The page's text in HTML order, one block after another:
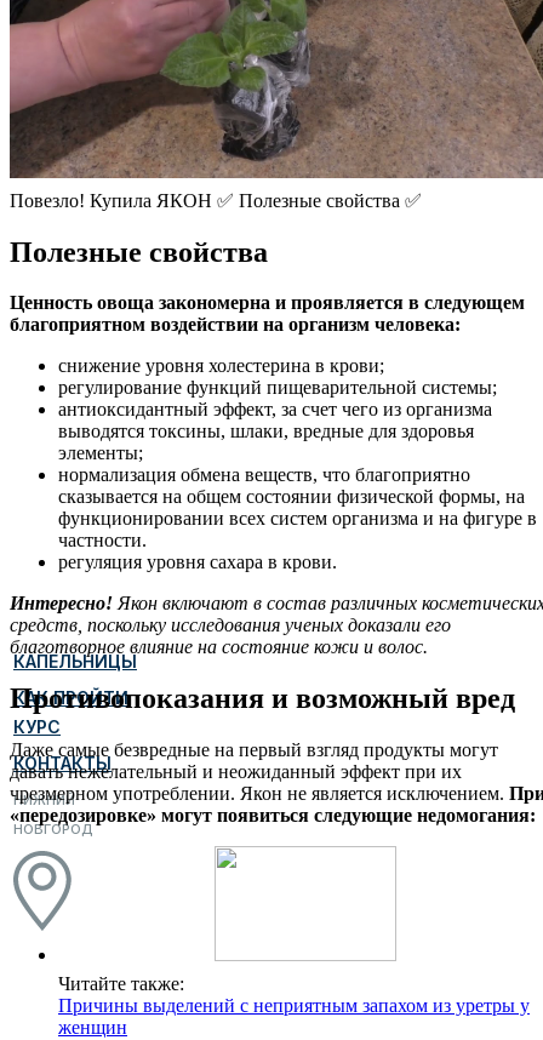
КАПЕЛЬНИЦЫ
КАК ПРОЙТИ
КУРС
КОНТАКТЫ
НИЖНИЙ
НОВГОРОД
Повезло! Купила ЯКОН ✅ Полезные свойства ✅
Полезные свойства
Ценность овоща закономерна и проявляется в следующем
благоприятном воздействии на организм человека:
снижение уровня холестерина в крови;
регулирование функций пищеварительной системы;
антиоксидантный эффект, за счет чего из организма
выводятся токсины, шлаки, вредные для здоровья
элементы;
нормализация обмена веществ, что благоприятно
сказывается на общем состоянии физической формы, на
функционировании всех систем организма и на фигуре в
частности.
регуляция уровня сахара в крови.
Интересно!Якон включают в состав различных
средств, поскольку исследования ученых доказали его
благотворное влияние на состояние кожи и волос.
Противопоказания и возможный вред
Даже самые безвредные на первый взгляд продукты могут
давать нежелательный и неожиданный эффект при их
чрезмерном употреблении. Якон не является исключением.
«передозировке» могут появиться следующие недомогания:
Читайте также:
Причины выделений с неприятным запахом из уретры у
женщин